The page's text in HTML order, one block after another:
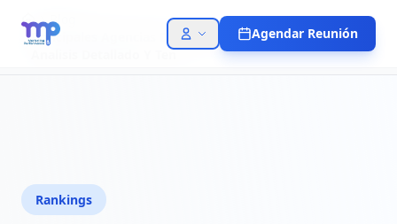
Blog
Principales Agencias De Marketing Digital En Chile 2026
Analisis Detallado Y Ten
Agendar Reunión
Rankings